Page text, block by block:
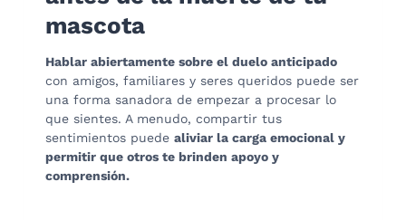
mascota
Hablar abiertamente sobre el duelo anticipado
con amigos, familiares y seres queridos puede ser
una forma sanadora de empezar a procesar lo
que sientes. A menudo, compartir tus
sentimientos puede aliviar la carga emocional y
permitir que otros te brinden apoyo y
comprensión.